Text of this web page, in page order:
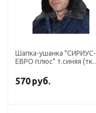
Шапка-ушанка "СИРИУС-
ЕВРО плюс" т.синяя (тк.
570 руб.